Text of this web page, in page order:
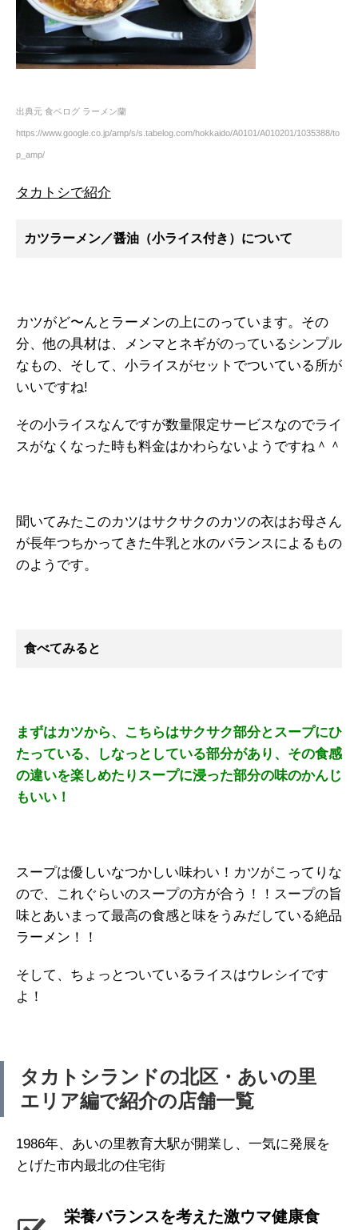
出典元 食ベログ ラーメン蘭
https://www.google.co.jp/amp/s/s.tabelog.com/hokkaido/A0101/A010201/1035388/to
p_amp/
タカトシで紹介
カツラーメン／醤油（小ライス付き）について
カツがど〜んとラーメンの上にのっています。その
分、他の具材は、メンマとネギがのっているシンプル
なもの、そして、小ライスがセットでついている所が
いいですね!
その小ライスなんですが数量限定サービスなのでライ
スがなくなった時も料金はかわらないようですね＾＾
聞いてみたこのカツはサクサクのカツの衣はお母さん
が長年つちかってきた牛乳と水のバランスによるもの
のようです。
食べてみると
まずはカツから、こちらはサクサク部分とスープにひ
たっている、しなっとしている部分があり、その食感
の違いを楽しめたりスープに浸った部分の味のかんじ
もいい！
スープは優しいなつかしい味わい！カツがこってりな
ので、これぐらいのスープの方が合う！！スープの旨
味とあいまって最高の食感と味をうみだしている絶品
ラーメン！！
そして、ちょっとついているライスはウレシイです
よ！
タカトシランドの北区・あいの里
エリア編で紹介の店舗一覧
1986年、あいの里教育大駅が開業し、一気に発展を
とげた市内最北の住宅街
栄養バランスを考えた激ウマ健康食